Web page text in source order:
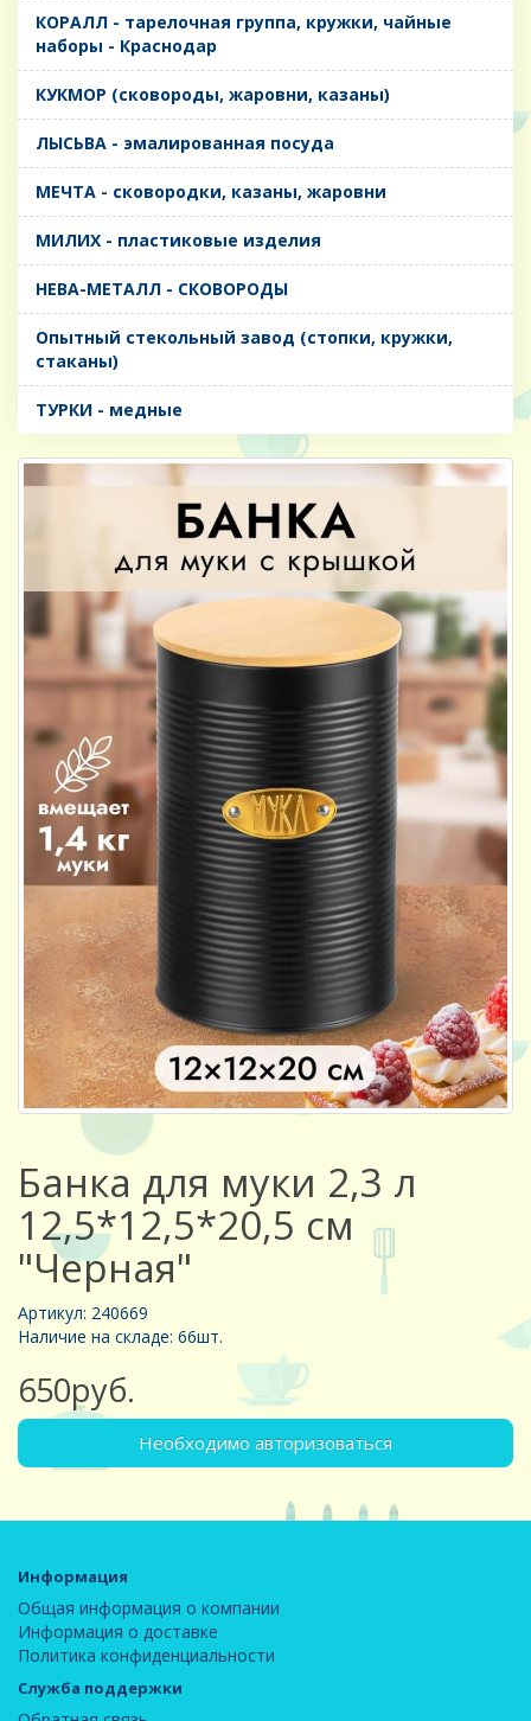
КОРАЛЛ - тарелочная группа, кружки, чайные
наборы - Краснодар
КУКМОР (сковороды, жаровни, казаны)
ЛЫСЬВА - эмалированная посуда
МЕЧТА - сковородки, казаны, жаровни
МИЛИХ - пластиковые изделия
НЕВА-МЕТАЛЛ - СКОВОРОДЫ
Опытный стекольный завод (стопки, кружки,
стаканы)
ТУРКИ - медные
Банка для муки 2,3 л
12,5*12,5*20,5 см
"Черная"
Артикул: 240669
Наличие на складе: 66шт.
650руб.
Необходимо авторизоваться
Информация
Общая информация о компании
Информация о доставке
Политика конфиденциальности
Служба поддержки